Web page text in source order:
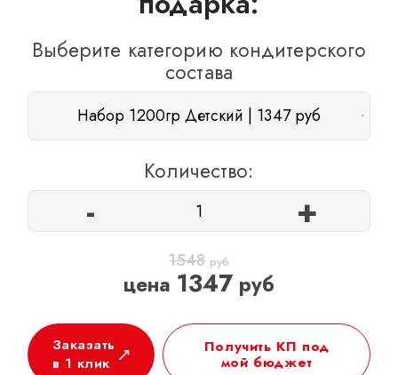
Выберите категорию кондитерского
состава
Набор 1200гр Детский | 1347 руб
Количество:
- +
1548руб
цена 1347руб
Заказать
в 1 клик
Получить КП под
мой бюджет